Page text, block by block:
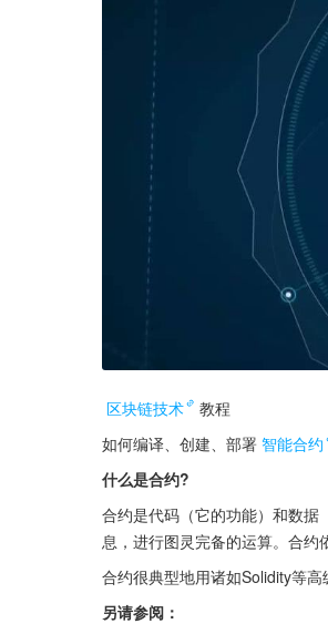
区块链技术
教程
如何编译、创建、部署 智能合约
什么是合约?
合约是代码（它的功能）和数据
息，进行图灵完备的运算。合约
合约很典型地用诸如Solidity等高
另请参阅：